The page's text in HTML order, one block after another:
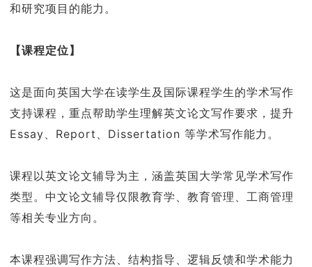
和研究项目的能力。
【课程定位】
这是面向英国大学在读学生及国际课程学生的学术写作
支持课程，重点帮助学生理解英文论文写作要求，提升
Essay、Report、Dissertation 等学术写作能力。
课程以英文论文辅导为主，涵盖英国大学常见学术写作
类型。中文论文辅导仅限教育学、教育管理、工商管理
等相关专业方向。
本课程强调写作方法、结构指导、逻辑反馈和学术能力